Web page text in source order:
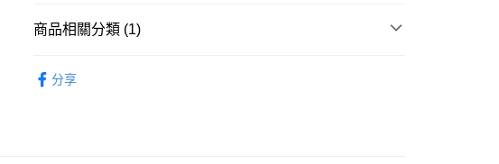
WeChat Pay
送貨方式
商品相關分類 (1)
分享